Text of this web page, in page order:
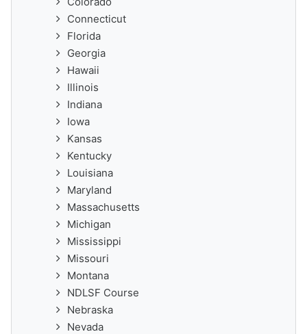
Connecticut
Florida
Georgia
Hawaii
Illinois
Indiana
Iowa
Kansas
Kentucky
Louisiana
Maryland
Massachusetts
Michigan
Mississippi
Missouri
Montana
NDLSF Course
Nebraska
Nevada